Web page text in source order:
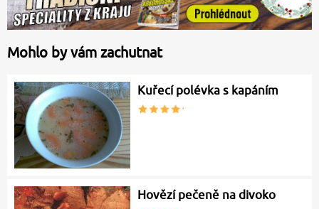
Mohlo by vám zachutnat
Kuřecí polévka s kapáním
Hovězí pečeně na divoko